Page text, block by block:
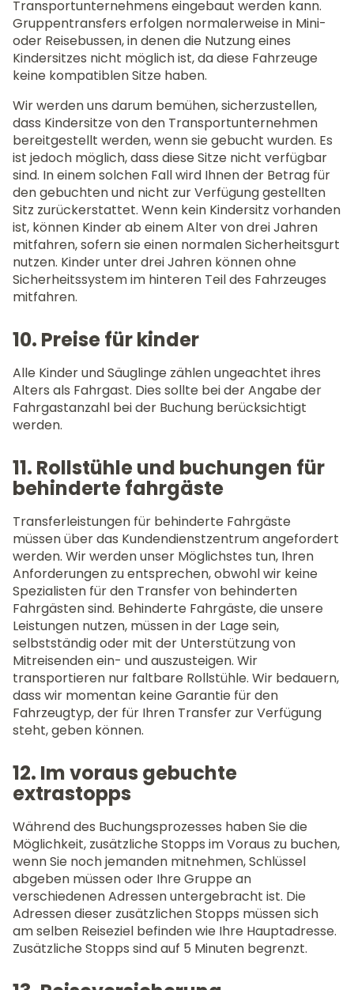
Transportunternehmens eingebaut werden kann.
Gruppentransfers erfolgen normalerweise in Mini-
oder Reisebussen, in denen die Nutzung eines
Kindersitzes nicht möglich ist, da diese Fahrzeuge
keine kompatiblen Sitze haben.
Wir werden uns darum bemühen, sicherzustellen,
dass Kindersitze von den Transportunternehmen
bereitgestellt werden, wenn sie gebucht wurden. Es
ist jedoch möglich, dass diese Sitze nicht verfügbar
sind. In einem solchen Fall wird Ihnen der Betrag für
den gebuchten und nicht zur Verfügung gestellten
Sitz zurückerstattet. Wenn kein Kindersitz vorhanden
ist, können Kinder ab einem Alter von drei Jahren
mitfahren, sofern sie einen normalen Sicherheitsgurt
nutzen. Kinder unter drei Jahren können ohne
Sicherheitssystem im hinteren Teil des Fahrzeuges
mitfahren.
10. Preise für kinder
Alle Kinder und Säuglinge zählen ungeachtet ihres
Alters als Fahrgast. Dies sollte bei der Angabe der
Fahrgastanzahl bei der Buchung berücksichtigt
werden.
11. Rollstühle und buchungen für
behinderte fahrgäste
Transferleistungen für behinderte Fahrgäste
müssen über das Kundendienstzentrum angefordert
werden. Wir werden unser Möglichstes tun, Ihren
Anforderungen zu entsprechen, obwohl wir keine
Spezialisten für den Transfer von behinderten
Fahrgästen sind. Behinderte Fahrgäste, die unsere
Leistungen nutzen, müssen in der Lage sein,
selbstständig oder mit der Unterstützung von
Mitreisenden ein- und auszusteigen. Wir
transportieren nur faltbare Rollstühle. Wir bedauern,
dass wir momentan keine Garantie für den
Fahrzeugtyp, der für Ihren Transfer zur Verfügung
steht, geben können.
12. Im voraus gebuchte
extrastopps
Während des Buchungsprozesses haben Sie die
Möglichkeit, zusätzliche Stopps im Voraus zu buchen,
wenn Sie noch jemanden mitnehmen, Schlüssel
abgeben müssen oder Ihre Gruppe an
verschiedenen Adressen untergebracht ist. Die
Adressen dieser zusätzlichen Stopps müssen sich
am selben Reiseziel befinden wie Ihre Hauptadresse.
Zusätzliche Stopps sind auf 5 Minuten begrenzt.